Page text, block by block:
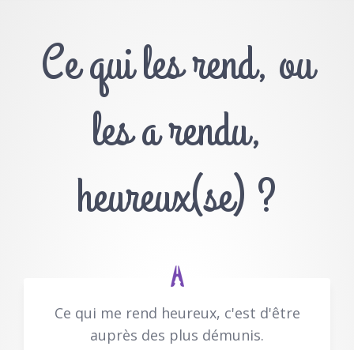
Ce qui les rend, ou
les a rendu,
heureux(se) ?
Ce qui me rend heureux, c'est d'être
auprès des plus démunis.